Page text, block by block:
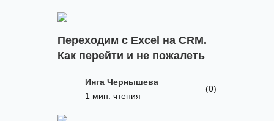
Переходим с Exсel на CRM.
Как перейти и не пожалеть
Инга Чернышева
1 мин. чтения
(0)